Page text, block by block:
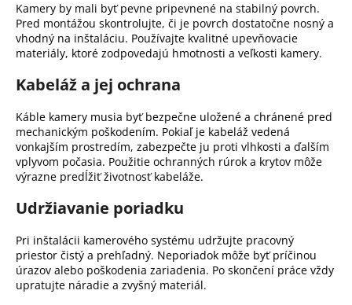
Kamery by mali byť pevne pripevnené na stabilný povrch.
Pred montážou skontrolujte, či je povrch dostatočne nosný a
vhodný na inštaláciu. Používajte kvalitné upevňovacie
materiály, ktoré zodpovedajú hmotnosti a veľkosti kamery.
Kabeláž a jej ochrana
Káble kamery musia byť bezpečne uložené a chránené pred
mechanickým poškodením. Pokiaľ je kabeláž vedená
vonkajším prostredím, zabezpečte ju proti vlhkosti a ďalším
vplyvom počasia. Použitie ochranných rúrok a krytov môže
výrazne predĺžiť životnosť kabeláže.
Udržiavanie poriadku
Pri inštalácii kamerového systému udržujte pracovný
priestor čistý a prehľadný. Neporiadok môže byť príčinou
úrazov alebo poškodenia zariadenia. Po skončení práce vždy
upratujte náradie a zvyšný materiál.